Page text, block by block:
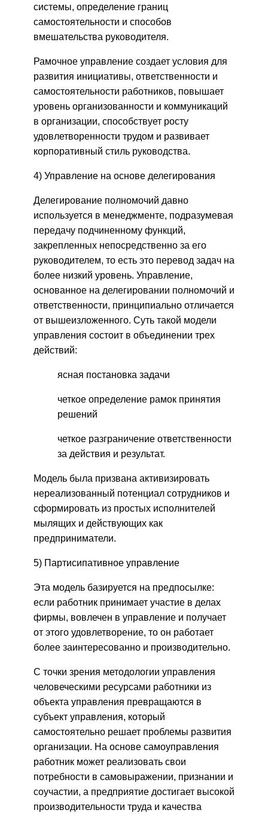
системы, определение границ
самостоятельности и способов
вмешательства руководителя.
Рамочное управление создает условия для
развития инициативы, ответственности и
самостоятельности работников, повышает
уровень организованности и коммуникаций
в организации, способствует росту
удовлетворенности трудом и развивает
корпоративный стиль руководства.
4) Управление на основе делегирования
Делегирование полномочий давно
используется в менеджменте, подразумевая
передачу подчиненному функций,
закрепленных непосредственно за его
руководителем, то есть это перевод задач на
более низкий уровень. Управление,
основанное на делегировании полномочий и
ответственности, принципиально отличается
от вышеизложенного. Суть такой модели
управления состоит в объединении трех
действий:
ясная постановка задачи
четкое определение рамок принятия
решений
четкое разграничение ответственности
за действия и результат.
Модель была призвана активизировать
нереализованный потенциал сотрудников и
сформировать из простых исполнителей
мылящих и действующих как
предприниматели.
5) Партисипативное управление
Эта модель базируется на предпосылке:
если работник принимает участие в делах
фирмы, вовлечен в управление и получает
от этого удовлетворение, то он работает
более заинтересованно и производительно.
С точки зрения методологии управления
человеческими ресурсами работники из
объекта управления превращаются в
субъект управления, который
самостоятельно решает проблемы развития
организации. На основе самоуправления
работник может реализовать свои
потребности в самовыражении, признании и
соучастии, а предприятие достигает высокой
производительности труда и качества